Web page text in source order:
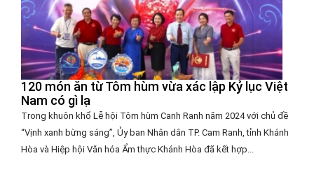
120 món ăn từ Tôm hùm vừa xác lập Kỷ lục Việt
Nam có gì lạ
Trong khuôn khổ Lễ hội Tôm hùm Canh Ranh năm 2024 với chủ đề
“Vịnh xanh bừng sáng”, Ủy ban Nhân dân TP. Cam Ranh, tỉnh Khánh
Hòa và Hiệp hội Văn hóa Ẩm thực Khánh Hòa đã kết hợp...